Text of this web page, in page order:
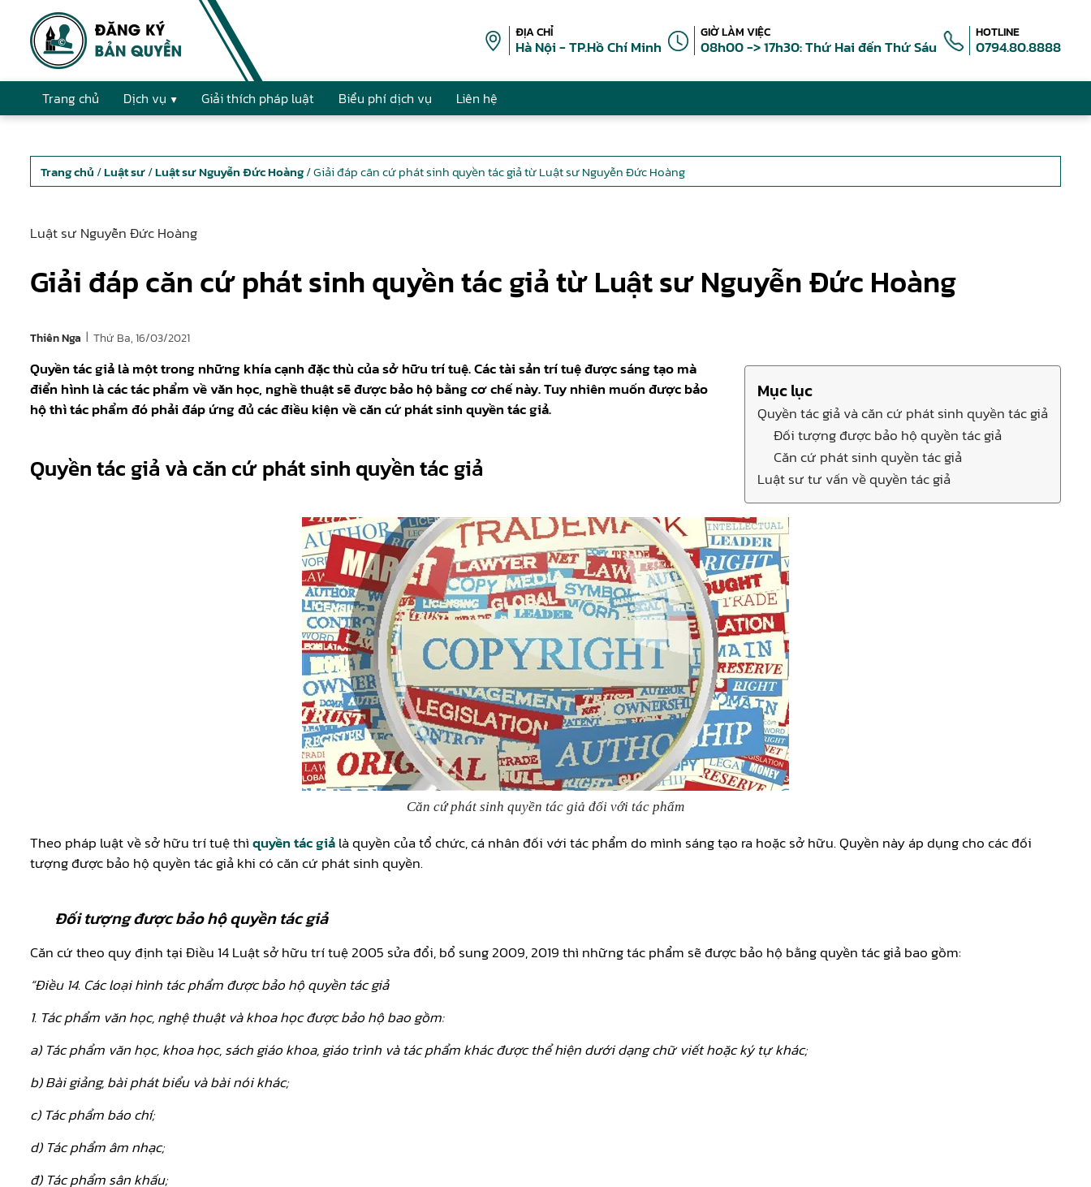
ĐỊA CHỈ
Hà Nội - TP.Hồ Chí Minh
GIỜ LÀM VIỆC
08h00 -> 17h30: Thứ Hai đến Thứ Sáu
HOTLINE
0794.80.8888
Trang chủ Dịch vụ Giải thích pháp luật Biểu phí dịch vụ Liên hệ
Trang chủ /Luật sư/Luật sư Nguyễn Đức Hoàng/ Giải đáp căn cứ phát sinh quyền tác giả từ Luật sư Nguyễn Đức Hoàng
Luật sư Nguyễn Đức Hoàng
Giải đáp căn cứ phát sinh quyền tác giả từ Luật sư Nguyễn Đức Hoàng
Thiên Nga | Thứ Ba, 16/03/2021
Mục lục
Quyền tác giả và căn cứ phát sinh quyền tác giả
Đối tượng được bảo hộ quyền tác giả
Căn cứ phát sinh quyền tác giả
Luật sư tư vấn về quyền tác giả
Quyền tác giả là một trong những khía cạnh đặc thù của sở hữu trí tuệ. Các tài sản trí tuệ được sáng tạo mà
điển hình là các tác phẩm về văn học, nghề thuật sẽ được bảo hộ bằng cơ chế này. Tuy nhiên muốn được bảo
hộ thì tác phẩm đó phải đáp ứng đủ các điều kiện về căn cứ phát sinh quyền tác giả.
Quyền tác giả và căn cứ phát sinh quyền tác giả
Căn cứ phát sinh quyền tác giả đối với tác phẩm
Theo pháp luật về sở hữu trí tuệ thìquyền tác giảlà quyền của tổ chức, cá nhân đối với tác phẩm do mình sáng tạo ra hoặc sở hữu. Quyền này áp dụng cho các đối
tượng được bảo hộ quyền tác giả khi có căn cứ phát sinh quyền.
Đối tượng được bảo hộ quyền tác giả
Căn cứ theo quy định tại Điều 14 Luật sở hữu trí tuệ 2005 sửa đổi, bổ sung 2009, 2019 thì những tác phẩm sẽ được bảo hộ bằng quyền tác giả bao gồm:
“Điều 14. Các loại hình tác phẩm được bảo hộ quyền tác giả
1. Tác phẩm văn học, nghệ thuật và khoa học được bảo hộ bao gồm:
a) Tác phẩm văn học, khoa học, sách giáo khoa, giáo trình và tác phẩm khác được thể hiện dưới dạng chữ viết hoặc ký tự khác;
b) Bài giảng, bài phát biểu và bài nói khác;
c) Tác phẩm báo chí;
d) Tác phẩm âm nhạc;
đ) Tác phẩm sân khấu;